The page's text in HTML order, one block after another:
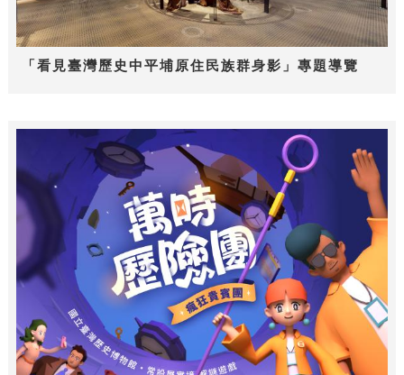
「看見臺灣歷史中平埔原住民族群身影」專題導覽